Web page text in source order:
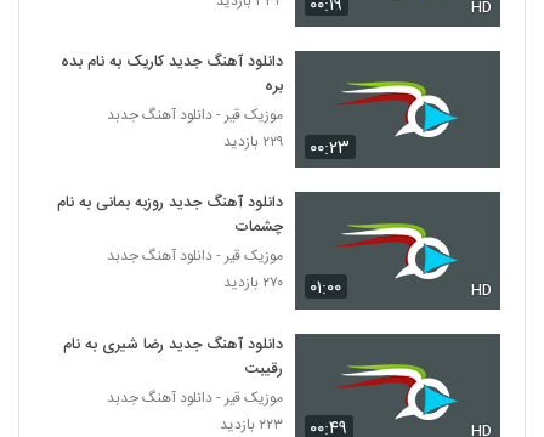
آهنگ محمد طاهری بنام راز عشق
آهنگ برگرد دیوونه از علیرضا آقاجانی(پاپ)
۲۶۱ بازدید
دانلود آهنگ دیگه تمومه از میثم سلیمی
دانلود آهنگ جدید و زیبای رضا حسین اوغلی با
نام نفسیم سَن سَن
HD
۰۰:۲۳
دانلود آهنگ جدید کاریک به نام بده
بره
موزیک قیر - دانلود آهنگ جدبد
۲۲۹ بازدید
۰۱:۰۰ HD
دانلود آهنگ جدید روزبه بمانی به نام
چشمات
موزیک قیر - دانلود آهنگ جدبد
۲۷۰ بازدید
۰۰:۴۹ HD
دانلود آهنگ جدید رضا شیری به نام
رقیبت
موزیک قیر - دانلود آهنگ جدبد
۲۲۳ بازدید